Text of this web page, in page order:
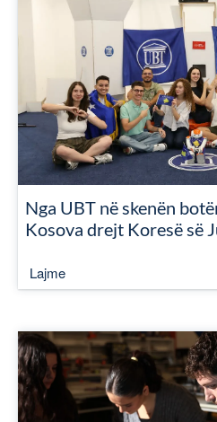
Nga UBT në skenën
Kosova drejt Koresë së
Lajme